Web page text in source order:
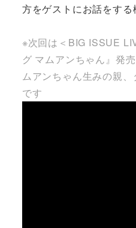
方をゲストにお話をする
※次回は＜BIG ISSUE
グ マムアンちゃん』発
ムアンちゃん生みの親
です